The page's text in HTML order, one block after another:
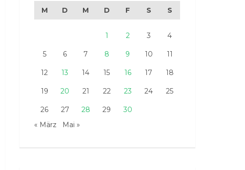
M D M D F S S
1 2 3 4
5 6 7 8 9 10 11
12 13 14 15 16 17 18
19 20 21 22 23 24 25
26 27 28 29
30
« März
Mai »